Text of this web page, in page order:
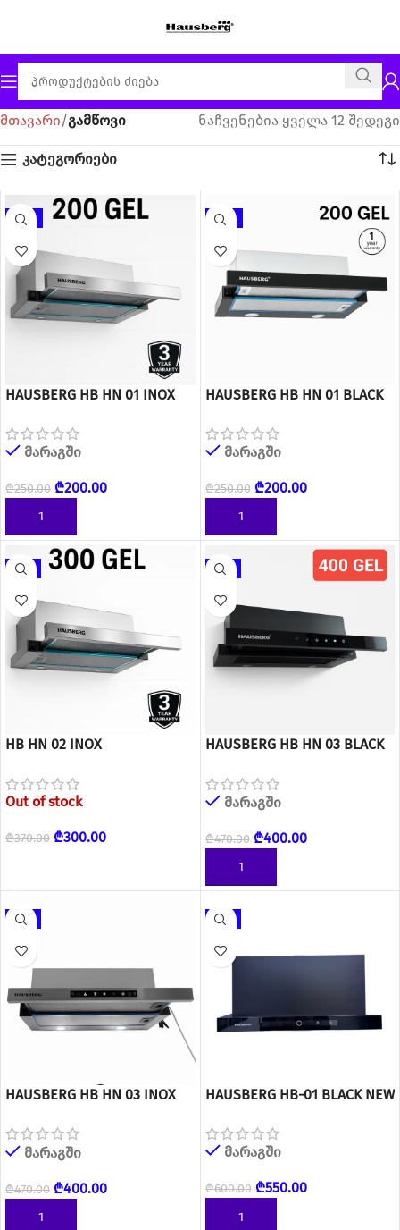
მთავარი გამწოვი ნაჩვენებია ყველა 12 შედეგი
კატეგორიები
-20%
HAUSBERG HB HN 01 INOX
მარაგში
₾250.00 ₾200.00
ᲙᲐᲚᲐᲗᲐᲨᲘ ᲓᲐᲛᲐᲢᲔᲑᲐ
-20%
HAUSBERG HB HN 01 BLACK
მარაგში
₾250.00 ₾200.00
ᲙᲐᲚᲐᲗᲐᲨᲘ ᲓᲐᲛᲐᲢᲔᲑᲐ
-19%
HB HN 02 INOX
Out of stock
₾370.00 ₾300.00
-15%
HAUSBERG HB HN 03 BLACK
მარაგში
₾470.00 ₾400.00
ᲙᲐᲚᲐᲗᲐᲨᲘ ᲓᲐᲛᲐᲢᲔᲑᲐ
-15%
HAUSBERG HB HN 03 INOX
მარაგში
₾470.00 ₾400.00
ᲙᲐᲚᲐᲗᲐᲨᲘ ᲓᲐᲛᲐᲢᲔᲑᲐ
-8%
HAUSBERG HB-01 BLACK NEW
მარაგში
₾600.00 ₾550.00
ᲙᲐᲚᲐᲗᲐᲨᲘ ᲓᲐᲛᲐᲢᲔᲑᲐ